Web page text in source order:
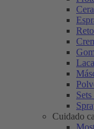
Cuidado